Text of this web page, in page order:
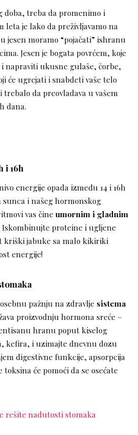
doba, treba da promenimo i
leta je lako da preživljavamo na
jesen moramo “pojačati” ishranu
Jesen je bogata povrćem, koje
napraviti ukusne gulaše, čorbe,
će ugrejati i snabdeti vaše telo
trebalo da preovladava u vašem
dana.
i 16h
energije opada između 14 i 16h
i našeg hormonskog
vas čine umornim i gladnim
Iskombinujte proteine i ugljene
kriški jabuke sa malo kikiriki
energije!
pažnju na zdravlje sistema
proizvodnju hormona sreće –
hranu poput kiselog
kefira, i uzimajte dnevnu dozu
digestivne funkcije, apsorpcija
će pomoći da se osećate
rešite nadutosti stomaka